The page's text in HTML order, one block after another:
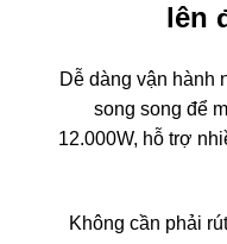
lên
Dễ dàng vận hành
song song để
12.000W, hỗ trợ
Không cần phải